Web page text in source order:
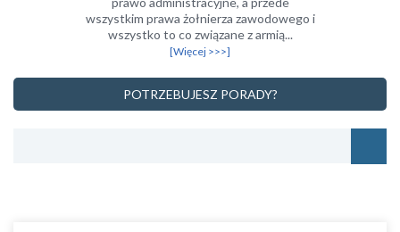
wszystkim prawa żołnierza zawodowego i
wszystko to co związane z armią...
[Więcej >>>]
POTRZEBUJESZ PORADY?